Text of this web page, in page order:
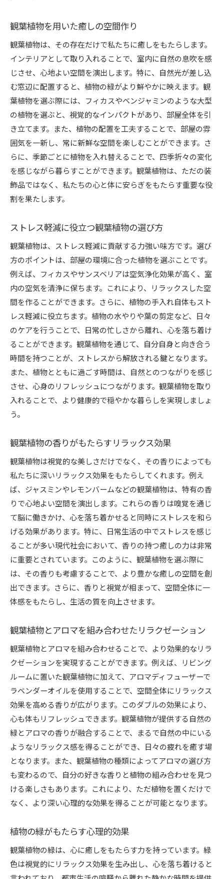
観葉植物を用いた癒しの空間作り
観葉植物は、その存在だけで私たちに癒しをもたらします。
インテリアとして取り入れることで、室内に自然の息吹を感
じさせ、心地よい空間を演出します。特に、自然光が差し込
む窓辺に配置すると、植物の緑がより鮮やかに映えます。観
葉植物を選ぶ際には、フィカスやベンジャミンのような大型
の植物を選ぶと、視覚的なインパクトがあり、部屋全体を引
き立てます。また、植物の配置を工夫することで、部屋の雰
囲気を一新し、常に新鮮な空間を楽しむことができます。さ
らに、季節ごとに植物を入れ替えることで、四季折々の変化
を感じながら暮らすことができます。観葉植物は、ただの装
飾品ではなく、私たちの心と体に安らぎをもたらす重要な役
割を果たします。
ストレス軽減に役立つ観葉植物の選び方
観葉植物は、ストレス軽減に貢献する力強い味方です。選び
方のポイントは、部屋の環境に合った植物を選ぶことです。
例えば、フィカスやサンスベリアは空気浄化効果が高く、室
内の空気を清浄に保ちます。これにより、リラックスした空
間を作ることができます。さらに、植物の手入れ自体もスト
レス軽減に役立ちます。植物の水やりや葉の剪定など、日々
のケアを行うことで、日常の忙しさから離れ、心を落ち着け
ることができます。観葉植物を通じて、自分自身と向き合う
時間を持つことが、ストレスから解放される鍵となります。
また、植物とともに過ごす時間は、自然とのつながりを感じ
させ、心身のリフレッシュにつながります。観葉植物を取り
入れることで、より健康的で穏やかな暮らしを実現しましょ
う。
観葉植物の香りがもたらすリラックス効果
観葉植物は視覚的な美しさだけでなく、その香りによっても
私たちに深いリラックス効果をもたらしてくれます。例え
ば、ジャスミンやレモンバームなどの観葉植物は、特有の香
りで心地よい空間を演出します。これらの香りは嗅覚を通じ
て脳に働きかけ、心を落ち着かせると同時にストレスを和ら
げる効果があります。特に、日常生活の中でストレスを感じ
ることが多い現代社会において、香りの持つ癒しの力は非常
に重要とされています。このように、観葉植物を選ぶ際に
は、その香りも考慮することで、より豊かな癒しの空間を創
出できます。さらに、香りと視覚が相まって、空間全体に一
体感をもたらし、生活の質を向上させます。
観葉植物とアロマを組み合わせたリラクゼーション
観葉植物とアロマを組み合わせることで、より効果的なリラ
クゼーションを実現することができます。例えば、リビング
ルームに置いた観葉植物に加えて、アロマディフューザーで
ラベンダーオイルを使用することで、空間全体にリラックス
効果を高める香りが広がります。このダブルの効果により、
心も体もリフレッシュできます。観葉植物が提供する自然の
緑とアロマの香りが融合することで、まるで自然の中にいる
ようなリラックス感を得ることができ、日々の疲れを癒す場
となります。また、観葉植物の種類によってアロマの選び方
も変わるので、自分の好きな香りと植物の組み合わせを見つ
ける楽しさもあります。これにより、ただ植物を置くだけで
なく、より深い心理的な効果を得ることが可能となります。
植物の緑がもたらす心理的効果
観葉植物の緑は、心に癒しをもたらす力を持っています。緑
色は視覚的にリラックス効果を生み出し、心を落ち着けると